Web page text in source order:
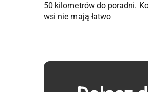
50 kilometrów do poradni.
wsi nie mają łatwo